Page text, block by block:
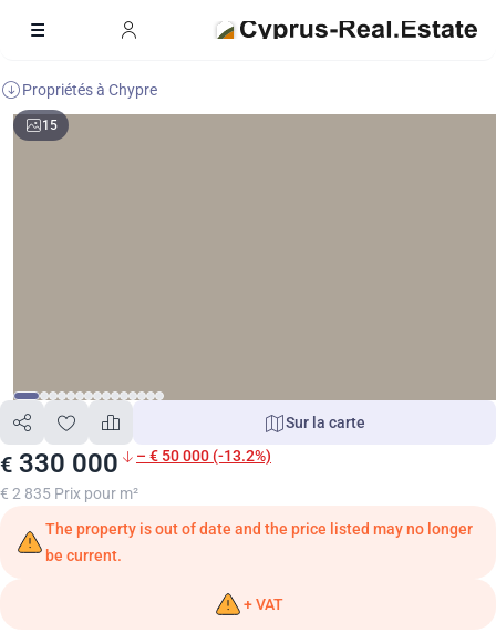
Propriétés à Chypre
15
€ 330 000 – € 50 000 (-13.2%)
€ 2 835 Prix pour m²
Sur la carte
The property is out of date and the price listed may no longer
be current.
+ VAT